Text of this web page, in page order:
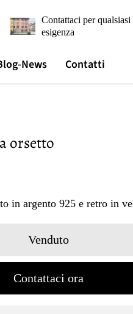
Contattaci per qualsiasi
esigenza
News Contatti
orsetto
in argento 925 e retro in
Venduto
Contattaci ora